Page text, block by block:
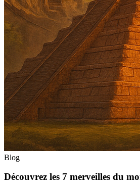
Blog
Découvrez les 7 merveilles du